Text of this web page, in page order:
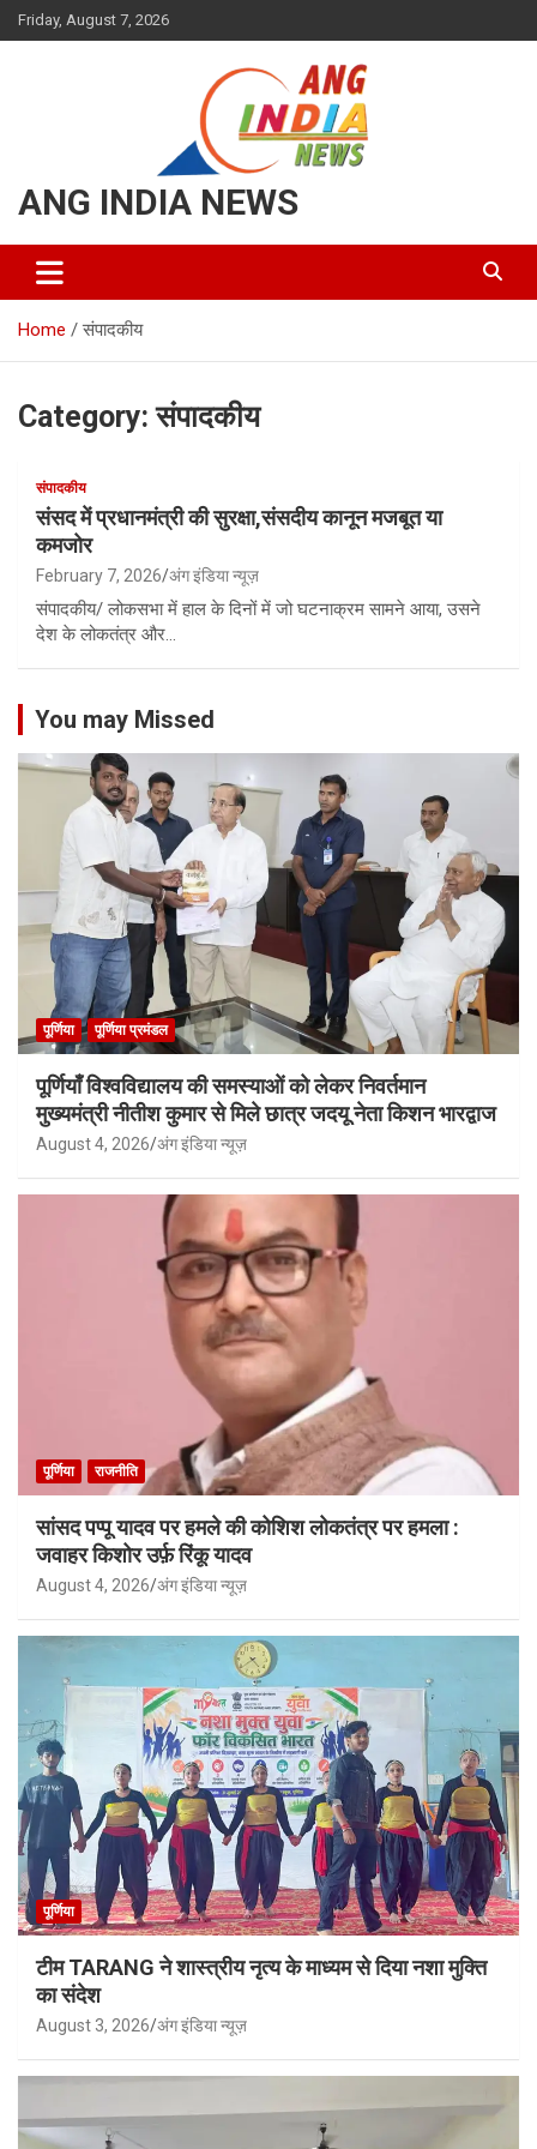
Friday, August 7, 2026
ANG INDIA NEWS
Home संपादकीय
Category:संपादकीय
संपादकीय
संसद में प्रधानमंत्री की सुरक्षा,संसदीय कानून मजबूत या
कमजोर
February 7, 2026 अंग इंडिया न्यूज़
संपादकीय/ लोकसभा में हाल के दिनों में जो घटनाक्रम सामने आया, उसने
देश के लोकतंत्र और…
You may Missed
पूर्णिया पूर्णिया प्रमंडल
पूर्णियाँ विश्वविद्यालय की समस्याओं को लेकर निवर्तमान
मुख्यमंत्री नीतीश कुमार से मिले छात्र जदयू नेता किशन भारद्वाज
August 4, 2026 अंग इंडिया न्यूज़
पूर्णिया राजनीति
सांसद पप्पू यादव पर हमले की कोशिश लोकतंत्र पर हमला :
जवाहर किशोर उर्फ़ रिंकू यादव
August 4, 2026 अंग इंडिया न्यूज़
पूर्णिया
टीम TARANG ने शास्त्रीय नृत्य के माध्यम से दिया नशा मुक्ति
का संदेश
August 3, 2026 अंग इंडिया न्यूज़